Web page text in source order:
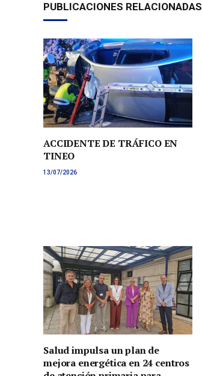
PUBLICACIONES RELACIONADAS
ACCIDENTE DE TRÁFICO EN
TINEO
13/07/2026
Salud impulsa un plan de
mejora energética en 24 centros